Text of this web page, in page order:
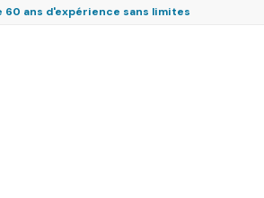
60 ans d'expérience sans limites